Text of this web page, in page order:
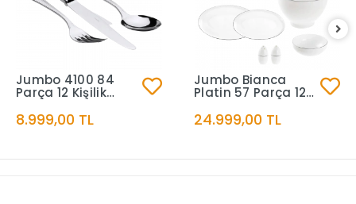
Jumbo 4100 84
Parça 12 Kişilik
Takımı
8.999,00 TL
Jumbo Bianca
Platin 57 Parça 12
24.999,00 TL